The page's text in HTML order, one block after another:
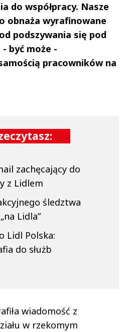
do współpracy. Nasze
obnaża wyrafinowane
podszywania się pod
być może -
pracowników na
zachęcający do
z Lidlem
śledztwa
Lidla”
Lidl Polska:
do służb
wiadomość z
w rzekomym